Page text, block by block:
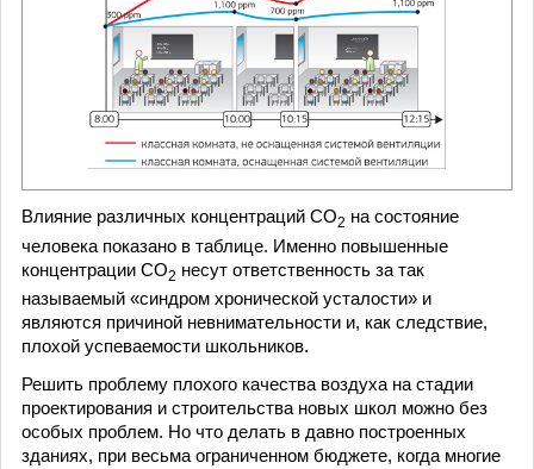
Влияние различных концентраций СО2 на состояние
человека показано в таблице. Именно повышенные
концентрации СО2 несут ответственность за так
называемый «синдром хронической усталости» и
являются причиной невнимательности и, как следствие,
плохой успеваемости школьников.
Решить проблему плохого качества воздуха на стадии
проектирования и строительства новых школ можно без
особых проблем. Но что делать в давно построенных
зданиях, при весьма ограниченном бюджете, когда многие